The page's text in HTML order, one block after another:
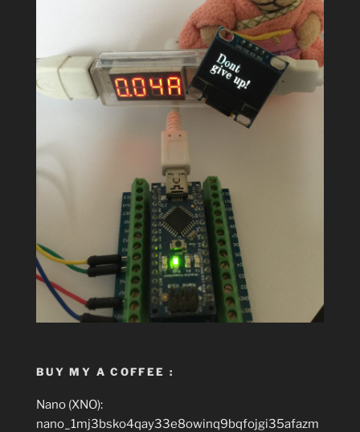
BUY MY A COFFEE :
Nano (XNO):
nano_1mj3bsko4qay33e8owinq9bqfojgi35afazm